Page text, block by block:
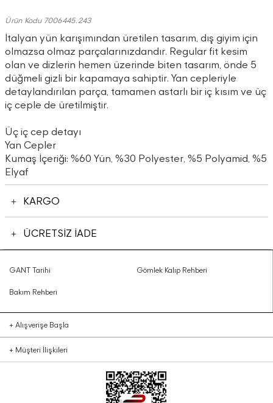
Ürün Kodu 7006445.243
İtalyan yün karışımından üretilen tasarım, dış giyim için
olmazsa olmaz parçalarınızdandır. Regular fit kesim
olan ve dizlerin hemen üzerinde biten tasarım, önde 5
düğmeli gizli bir kapamaya sahiptir. Yan cepleriyle
detaylandırılan parça, tamamen astarlı bir iç kısım ve üç
iç ceple de üretilmiştir.
Üç iç cep detayı
Yan Cepler
Kumaş İçeriği: %60 Yün, %30 Polyester, %5 Polyamid, %5
Elyaf
KARGO
ÜCRETSİZ İADE
GANT Tarihi Gömlek Kalıp Rehberi
Bakım Rehberi
+ Alışverişe Başla
+ Müşteri İlişkileri